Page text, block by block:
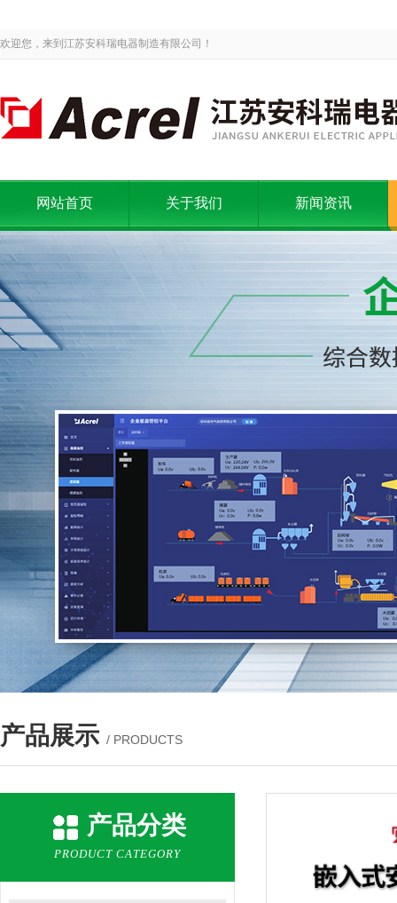
欢迎您，来到江苏安科瑞电器制造有限公司！
网站首页 关于我们 新闻资讯
产品展示 / PRODUCTS
产品分类
PRODUCT CATEGORY